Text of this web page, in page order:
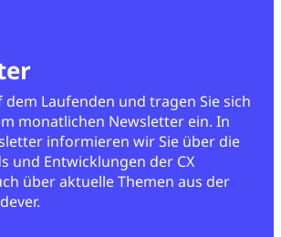
dem Laufenden und tragen Sie sich
monatlichen Newsletter ein. In
informieren wir Sie über die
und Entwicklungen der CX
über aktuelle Themen aus der